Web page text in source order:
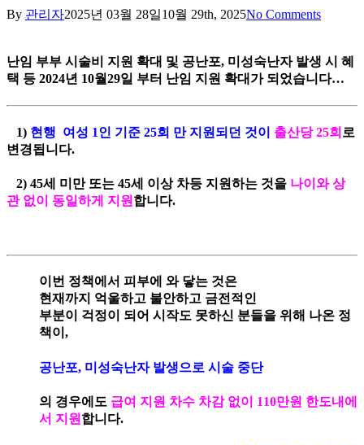
By 관리자2025년 03월 28일10월 29th, 2025No Comments
난임 부부 시술비 지원 확대 및 공난포, 미성숙난자 발생 시 혜
택 등 2024년 10월29일 부터 난임 지원 확대가 되었습니다…
1) 현행 여성 1인 기준 25회 만 지원되던 것이 출산당 25회 로
변경됩니다.
2) 45세 미만 또는 45세 이상 차등 지원하는 것을 나이와 상
관 없이 동일하게 지원 합니다.
이번 정책에서 피부에 와 닿는 것은
현재까지 억울하고 불안하고 금전적인
부분이 걱정이 되어 시작도 못하신 분들을 위해 나온 정
책이,
공난포, 미성숙난자 발생으로 시술 중단
의 경우에도 급여 지원 차수 차감 없이 110만원 한도내에
서 지원 합니다.